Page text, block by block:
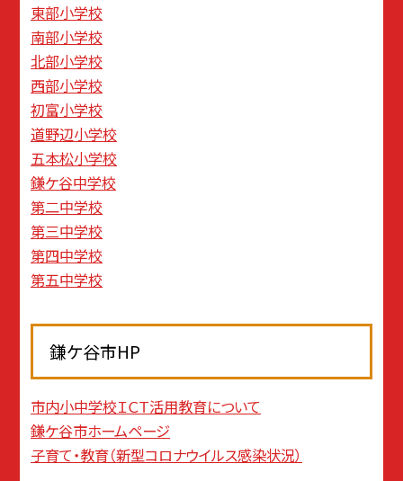
東部小学校
南部小学校
北部小学校
西部小学校
初富小学校
道野辺小学校
五本松小学校
鎌ケ谷中学校
第二中学校
第三中学校
第四中学校
第五中学校
鎌ケ谷市HP
市内小中学校ＩＣＴ活用教育について
鎌ケ谷市ホームページ
子育て・教育（新型コロナウイルス感染状況）